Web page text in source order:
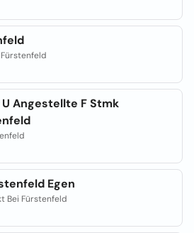
Angestellte F Stmk
Egen
Bei Fürstenfeld